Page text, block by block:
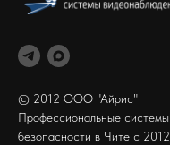
© 2012 ООО "Айрис"
Профессиональные системы
безопасности в Чите с 2012